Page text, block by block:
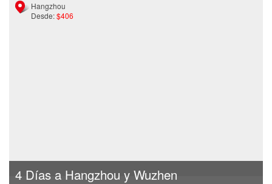
Hangzhou
Desde:$406
4 Días a Hangzhou y Wuzhen